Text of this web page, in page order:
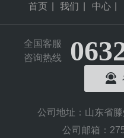
首页 我们 中心
全国客服
咨询热线
公司地址：山东省
公司邮箱：